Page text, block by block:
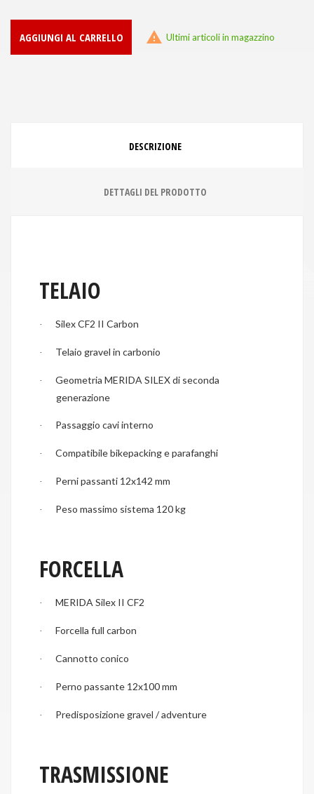
AGGIUNGI AL CARRELLO  Ultimi articoli in magazzino
DESCRIZIONE
DETTAGLI DEL PRODOTTO
TELAIO
· Silex CF2 II Carbon
· Telaio gravel in carbonio
·
Geometria MERIDA SILEX di seconda
generazione
· Passaggio cavi interno
· Compatibile bikepacking e parafanghi
· Perni passanti 12x142 mm
· Peso massimo sistema 120 kg
FORCELLA
· MERIDA Silex II CF2
· Forcella full carbon
· Cannotto conico
· Perno passante 12x100 mm
· Predisposizione gravel / adventure
TRASMISSIONE